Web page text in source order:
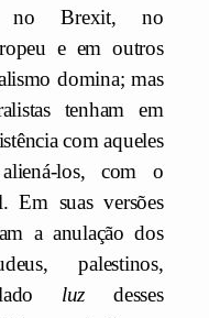
no Brexit, no
e em outros
domina; mas
tenham em
com aqueles
los, com o
Em suas versões
a anulação dos
palestinos,
luz desses